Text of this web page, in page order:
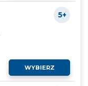
5+
WYBIERZ